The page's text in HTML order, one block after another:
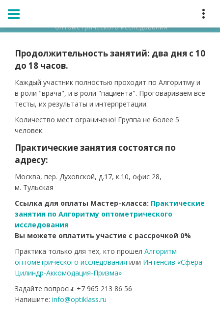
оптометрического исследования
Продолжительность занятий: два дня с 10
до 18 часов.
Каждый участник полностью проходит по Алгоритму и
в роли "врача", и в роли "пациента". Проговариваем все
тесты, их результаты и интерпретации.
Количество мест ограничено! Группа не более 5
человек.
Практические занятия состоятся по
адресу:
Москва, пер. Духовской, д.17, к.10, офис 28,
м. Тульская
Ссылка для оплаты Мастер-класса: Практические
занятия по Алгоритму оптометрического
исследования
Вы можете оплатить участие с рассрочкой 0%
Практика только для тех, кто прошел Алгоритм
оптометрического исследования или Интенсив «Сфера-
Цилиндр-Аккомодация-Призма»
Задайте вопросы: +7 965 213 86 56
Напишите: info@optiklass.ru